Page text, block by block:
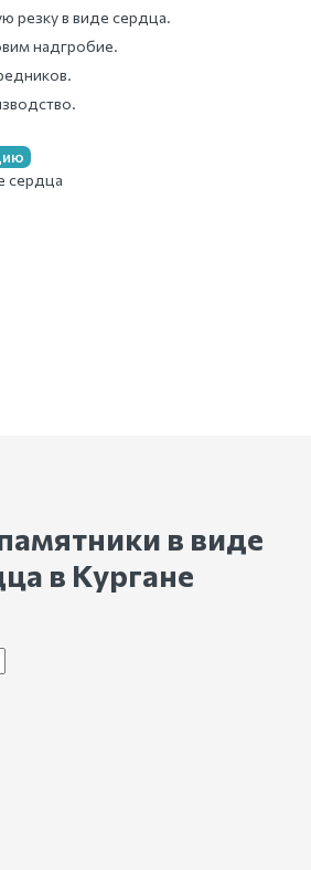
резку в виде сердца.
надгробие.
сердца
в виде
в Кургане